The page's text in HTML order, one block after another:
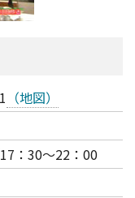
（地図）
：30～22：00